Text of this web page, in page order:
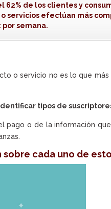
de los clientes y
servicios efectúan más
por semana.
o servicio no es lo que
tipos de
pago o de la información
cada uno de